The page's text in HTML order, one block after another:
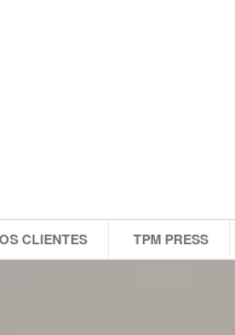
CLIENTES TPM PRESS